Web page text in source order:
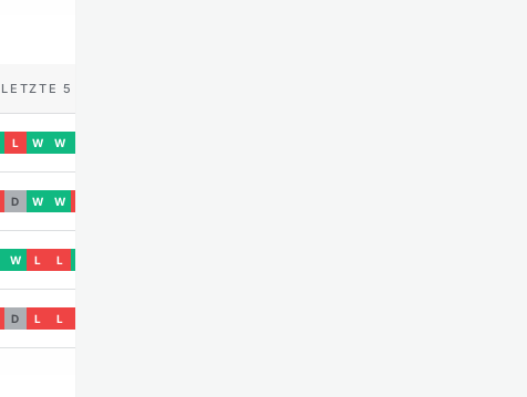
LETZTE 5
L W W
D W W
W L L
D L L